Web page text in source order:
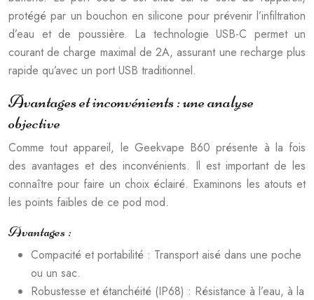
protégé par un bouchon en silicone pour prévenir l’infiltration
d’eau et de poussière. La technologie USB-C permet un
courant de charge maximal de 2A, assurant une recharge plus
rapide qu’avec un port USB traditionnel.
Avantages et inconvénients : une analyse
objective
Comme tout appareil, le Geekvape B60 présente à la fois
des avantages et des inconvénients. Il est important de les
connaître pour faire un choix éclairé. Examinons les atouts et
les points faibles de ce pod mod.
Avantages :
Compacité et portabilité : Transport aisé dans une poche
ou un sac.
Robustesse et étanchéité (IP68) : Résistance à l’eau, à la